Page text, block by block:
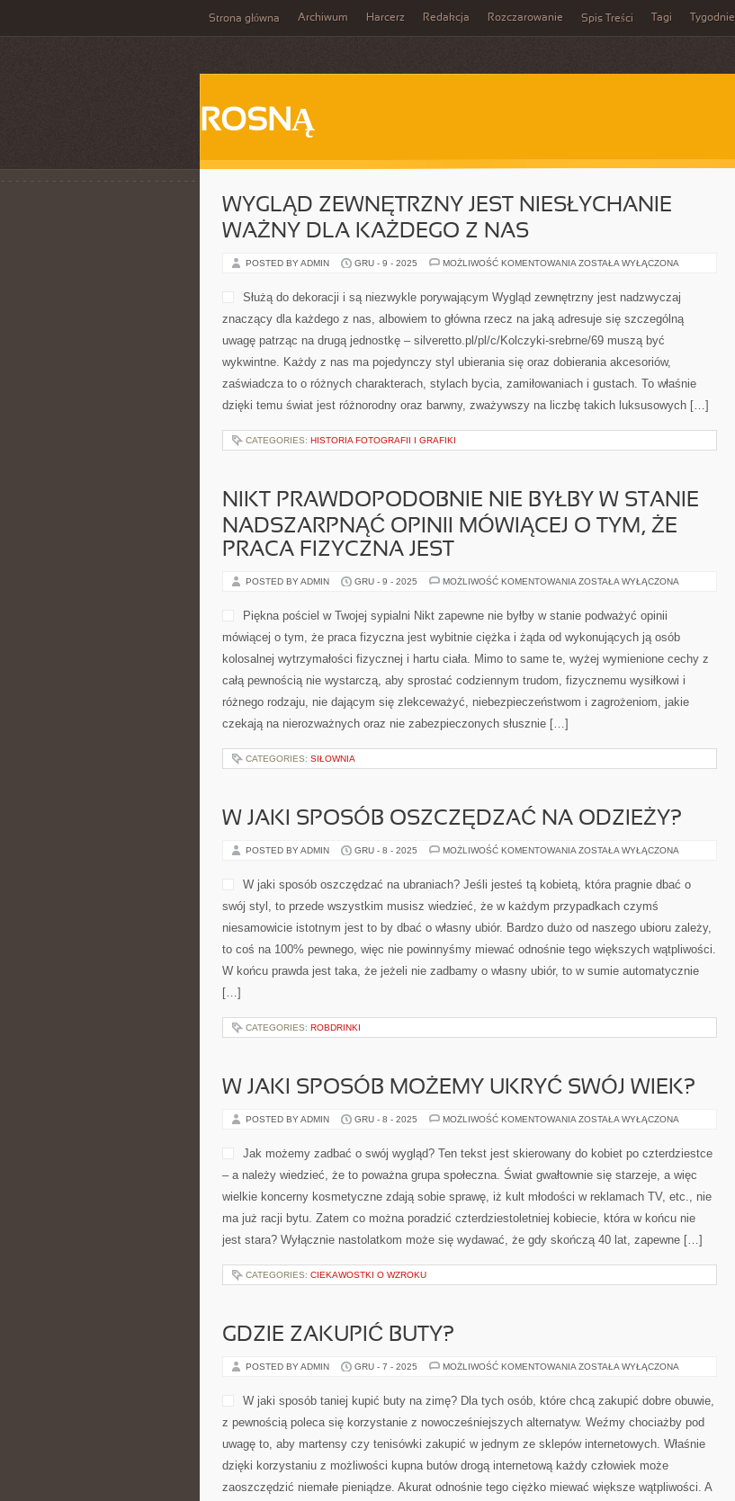
Strona główna Archiwum Harcerz Redakcja Rozczarowanie Spis Treści Tagi Tygodnie
ROSNĄ
WYGLĄD ZEWNĘTRZNY JEST NIESŁYCHANIE
WAŻNY DLA KAŻDEGO Z NAS
POSTED BY ADMIN GRU - 9 - 2025 MOŻLIWOŚĆ KOMENTOWANIA WYGLĄD
NIESŁYCHANIE
WAŻNY
KAŻDEGO
NAS
ZOSTAŁA WYŁĄCZONA
Służą do dekoracji i są niezwykle porywającym Wygląd zewnętrzny jest nadzwyczaj
znaczący dla każdego z nas, albowiem to główna rzecz na jaką adresuje się szczególną
uwagę patrząc na drugą jednostkę – silveretto.pl/pl/c/Kolczyki-srebrne/69 muszą być
wykwintne. Każdy z nas ma pojedynczy styl ubierania się oraz dobierania akcesoriów,
zaświadcza to o różnych charakterach, stylach bycia, zamiłowaniach i gustach. To właśnie
dzięki temu świat jest różnorodny oraz barwny, zważywszy na liczbę takich luksusowych […]
CATEGORIES: HISTORIA FOTOGRAFII I GRAFIKI
NIKT PRAWDOPODOBNIE NIE BYŁBY W STANIE
NADSZARPNĄĆ OPINII MÓWIĄCEJ O TYM, ŻE
PRACA FIZYCZNA JEST
POSTED BY ADMIN GRU - 9 - 2025 MOŻLIWOŚĆ KOMENTOWANIA NIKT
BYŁBY
W
NADSZARPNĄĆ
MÓWIĄCEJ
TYM,
ŻE
PRACA
FIZYCZNA
ZOSTAŁA WYŁĄCZONA
Piękna pościel w Twojej sypialni Nikt zapewne nie byłby w stanie podważyć opinii
mówiącej o tym, że praca fizyczna jest wybitnie ciężka i żąda od wykonujących ją osób
kolosalnej wytrzymałości fizycznej i hartu ciała. Mimo to same te, wyżej wymienione cechy z
całą pewnością nie wystarczą, aby sprostać codziennym trudom, fizycznemu wysiłkowi i
różnego rodzaju, nie dającym się zlekceważyć, niebezpieczeństwom i zagrożeniom, jakie
czekają na nierozważnych oraz nie zabezpieczonych słusznie […]
CATEGORIES: SIŁOWNIA
W JAKI SPOSÓB OSZCZĘDZAĆ NA ODZIEŻY?
POSTED BY ADMIN GRU - 8 - 2025 MOŻLIWOŚĆ KOMENTOWANIA W
OSZCZĘDZAĆ
NA
ZOSTAŁA WYŁĄCZONA
W jaki sposób oszczędzać na ubraniach? Jeśli jesteś tą kobietą, która pragnie dbać o
swój styl, to przede wszystkim musisz wiedzieć, że w każdym przypadkach czymś
niesamowicie istotnym jest to by dbać o własny ubiór. Bardzo dużo od naszego ubioru zależy,
to coś na 100% pewnego, więc nie powinnyśmy miewać odnośnie tego większych wątpliwości.
W końcu prawda jest taka, że jeżeli nie zadbamy o własny ubiór, to w sumie automatycznie
[…]
CATEGORIES: ROBDRINKI
W JAKI SPOSÓB MOŻEMY UKRYĆ SWÓJ WIEK?
POSTED BY ADMIN GRU - 8 - 2025 MOŻLIWOŚĆ KOMENTOWANIA W
MOŻEMY
UKRYĆ
WIEK?
ZOSTAŁA WYŁĄCZONA
Jak możemy zadbać o swój wygląd? Ten tekst jest skierowany do kobiet po czterdziestce
– a należy wiedzieć, że to poważna grupa społeczna. Świat gwałtownie się starzeje, a więc
wielkie koncerny kosmetyczne zdają sobie sprawę, iż kult młodości w reklamach TV, etc., nie
ma już racji bytu. Zatem co można poradzić czterdziestoletniej kobiecie, która w końcu nie
jest stara? Wyłącznie nastolatkom może się wydawać, że gdy skończą 40 lat, zapewne […]
CATEGORIES: CIEKAWOSTKI O WZROKU
GDZIE ZAKUPIĆ BUTY?
POSTED BY ADMIN GRU - 7 - 2025 MOŻLIWOŚĆ KOMENTOWANIA GDZIE
ZOSTAŁA WYŁĄCZONA
W jaki sposób taniej kupić buty na zimę? Dla tych osób, które chcą zakupić dobre obuwie,
z pewnością poleca się korzystanie z nowocześniejszych alternatyw. Weźmy chociażby pod
uwagę to, aby martensy czy tenisówki zakupić w jednym ze sklepów internetowych. Właśnie
dzięki korzystaniu z możliwości kupna butów drogą internetową każdy człowiek może
zaoszczędzić niemałe pieniądze. Akurat odnośnie tego ciężko miewać większe wątpliwości. A